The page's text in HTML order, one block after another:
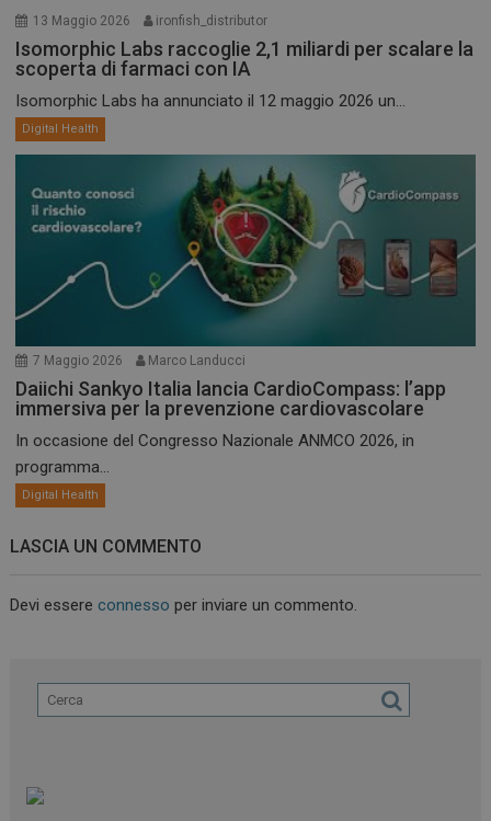
13 Maggio 2026 ironfish_distributor
Isomorphic Labs raccoglie 2,1 miliardi per scalare la
scoperta di farmaci con IA
Isomorphic Labs ha annunciato il 12 maggio 2026 un...
Digital Health
7 Maggio 2026 Marco Landucci
Daiichi Sankyo Italia lancia CardioCompass: l’app
immersiva per la prevenzione cardiovascolare
In occasione del Congresso Nazionale ANMCO 2026, in
programma...
Digital Health
LASCIA UN COMMENTO
Devi essereconnesso per inviare un commento.